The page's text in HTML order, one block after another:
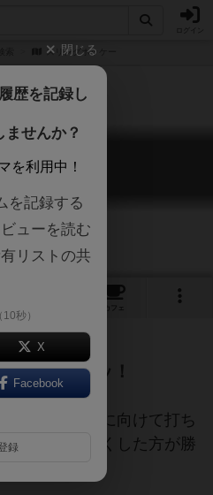
スリングホッケー
ホッケー
Hockey
カフェ
ん…スポッ！
相手のコートに向けて打ち
ータイルを無くした方が勝
閉じる
歴を記録し
ませんか？
を利用中！
を記録する
ューを読む
リストの共
秒）
X
Facebook
録